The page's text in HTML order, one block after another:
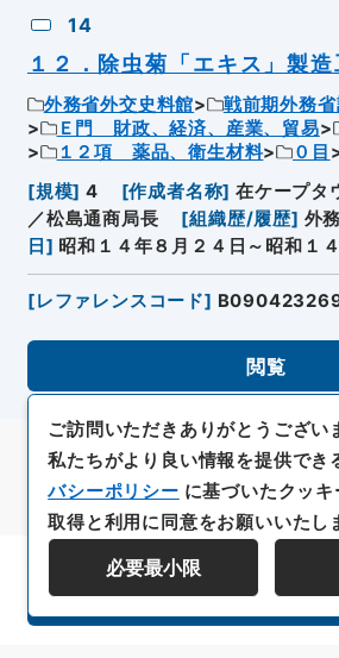
14
１２．除虫菊「エキス」製
外務省外交史料館
戦前期外務
Ｅ門 財政、経済、産業、貿易
１２項 薬品、衛生材料
０目
[規模] 4 [作成者名称] 在ケープタ
／松島通商局長
[組織歴/履歴] 外
日 ] 昭和１４年８月２４日～昭和１
[レファレンスコード]
閲覧
資料群階層を表
ご訪問いただきありがとうござい
私たちがより良い情報を提供でき
バシーポリシー に基づいたクッ
取得と利用に同意をお願いいたし
必要最小限